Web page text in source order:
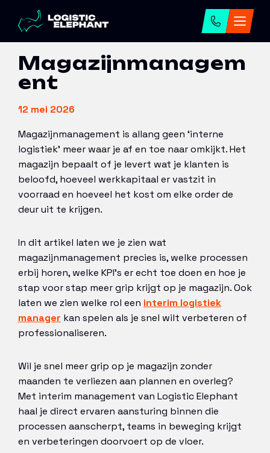
Home →Artikelen Magazijnmanagement
Magazijnmanagem
ent
12 mei 2026
Magazijnmanagement is allang geen ‘interne
logistiek’ meer waar je af en toe naar omkijkt. Het
magazijn bepaalt of je levert wat je klanten is
beloofd, hoeveel werkkapitaal er vastzit in
voorraad en hoeveel het kost om elke order de
deur uit te krijgen.
In dit artikel laten we je zien wat
magazijnmanagement precies is, welke processen
erbij horen, welke KPI’s er echt toe doen en hoe je
stap voor stap meer grip krijgt op je magazijn. Ook
laten we zien welke rol een interim logistiek
manager kan spelen als je snel wilt verbeteren of
professionaliseren.
Wil je snel meer grip op je magazijn zonder
maanden te verliezen aan plannen en overleg?
Met interim management van Logistic Elephant
haal je direct ervaren aansturing binnen die
processen aanscherpt, teams in beweging krijgt
en verbeteringen doorvoert op de vloer.